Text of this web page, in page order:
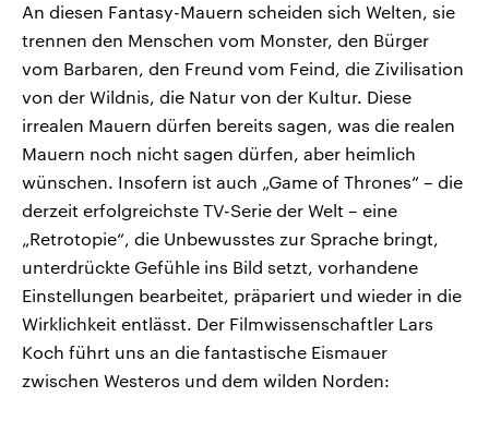
An diesen Fantasy-Mauern scheiden sich Welten, sie
trennen den Menschen vom Monster, den Bürger
vom Barbaren, den Freund vom Feind, die Zivilisation
von der Wildnis, die Natur von der Kultur. Diese
irrealen Mauern dürfen bereits sagen, was die realen
Mauern noch nicht sagen dürfen, aber heimlich
wünschen. Insofern ist auch „Game of Thrones“ – die
derzeit erfolgreichste TV-Serie der Welt – eine
„Retrotopie“, die Unbewusstes zur Sprache bringt,
unterdrückte Gefühle ins Bild setzt, vorhandene
Einstellungen bearbeitet, präpariert und wieder in die
Wirklichkeit entlässt. Der Filmwissenschaftler Lars
Koch führt uns an die fantastische Eismauer
zwischen Westeros und dem wilden Norden: